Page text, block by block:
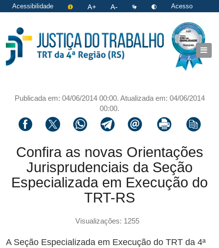
Acessibilidade
Acesso
Publicada em: 04/06/2014 00:00. Atualizada em: 04/06/2014
00:00.
Compartilhar via facebook
Compartilhar via twitter
Compartilhar via whatsapp
Compartilhar via telegram
Compartilhar via email
Imprimir a página
Copiar
Confira as novas Orientações
Jurisprudenciais da Seção
Especializada em Execução do
TRT-RS
Visualizações: 1255
A Seção Especializada em Execução do TRT da 4ª